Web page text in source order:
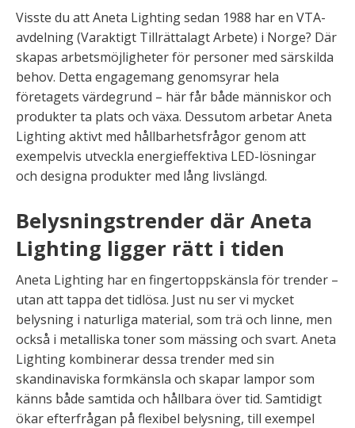
Visste du att Aneta Lighting sedan 1988 har en VTA-
avdelning (Varaktigt Tillrättalagt Arbete) i Norge? Där
skapas arbetsmöjligheter för personer med särskilda
behov. Detta engagemang genomsyrar hela
företagets värdegrund – här får både människor och
produkter ta plats och växa. Dessutom arbetar Aneta
Lighting aktivt med hållbarhetsfrågor genom att
exempelvis utveckla energieffektiva LED-lösningar
och designa produkter med lång livslängd.
Belysningstrender där Aneta
Lighting ligger rätt i tiden
Aneta Lighting har en fingertoppskänsla för trender –
utan att tappa det tidlösa. Just nu ser vi mycket
belysning i naturliga material, som trä och linne, men
också i metalliska toner som mässing och svart. Aneta
Lighting kombinerar dessa trender med sin
skandinaviska formkänsla och skapar lampor som
känns både samtida och hållbara över tid. Samtidigt
ökar efterfrågan på flexibel belysning, till exempel